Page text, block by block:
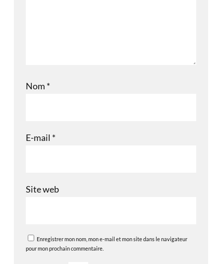
Nom *
E-mail *
Site web
Enregistrer mon nom, mon e-mail et mon site dans le navigateur
pour mon prochain commentaire.